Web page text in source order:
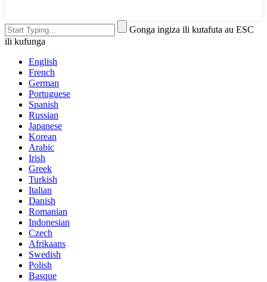
Gonga ingiza ili kutafuta au ESC
ili kufunga
English
French
German
Portuguese
Spanish
Russian
Japanese
Korean
Arabic
Irish
Greek
Turkish
Italian
Danish
Romanian
Indonesian
Czech
Afrikaans
Swedish
Polish
Basque